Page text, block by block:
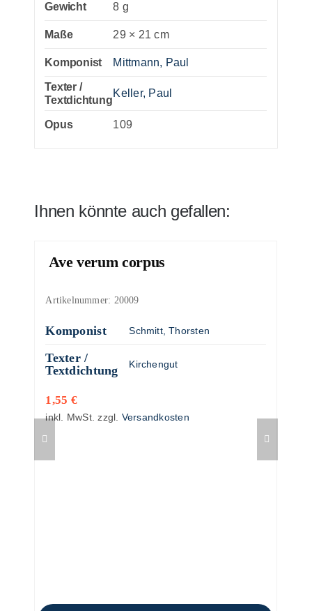
Gewicht 8 g
Maße 29 × 21 cm
Komponist Mittmann, Paul
Texter /
Textdichtung
Keller, Paul
Opus 109
Ihnen könnte auch gefallen:
Ave verum corpus
Artikelnummer: 20009
Komponist Schmitt, Thorsten
Texter /
Textdichtung
Kirchengut
1,55 €
inkl. MwSt. zzgl. Versandkosten